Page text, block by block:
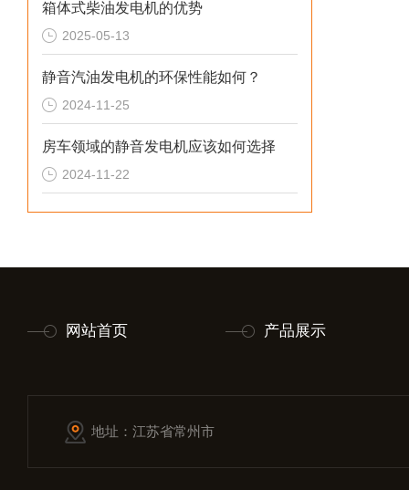
箱体式柴油发电机的优势
2025-05-13
静音汽油发电机的环保性能如何？
2024-11-25
房车领域的静音发电机应该如何选择
2024-11-22
网站首页 产品展示
地址：江苏省常州市